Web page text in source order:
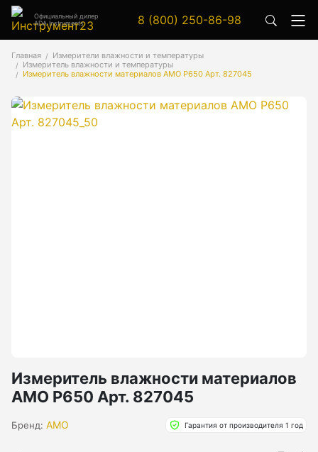
Официальный дилер
ADA Instruments
8 (800) 250-86-98
Главная
Измерители влажности и температуры
Измеритель влажности и температуры
Измеритель влажности материалов AMO P650 Арт. 827045
Измеритель влажности материалов
AMO P650 Арт. 827045
Бренд: AMO Гарантия от производителя 1 год
Аксессуары
Аксессуары к геодезическим приборам
Генератор сигналов